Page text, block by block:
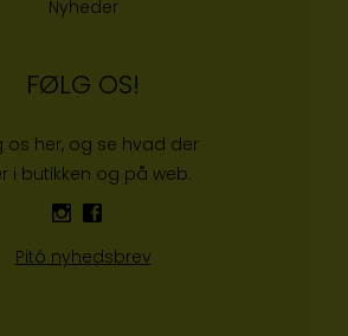
Nyheder
FØLG OS!
os her, og se hvad der
i butikken og på web:
Pitó nyhedsbrev